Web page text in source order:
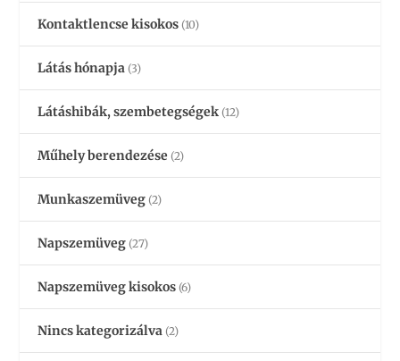
Kontaktlencse kisokos (10)
Látás hónapja (3)
Látáshibák, szembetegségek (12)
Műhely berendezése (2)
Munkaszemüveg (2)
Napszemüveg (27)
Napszemüveg kisokos (6)
Nincs kategorizálva (2)